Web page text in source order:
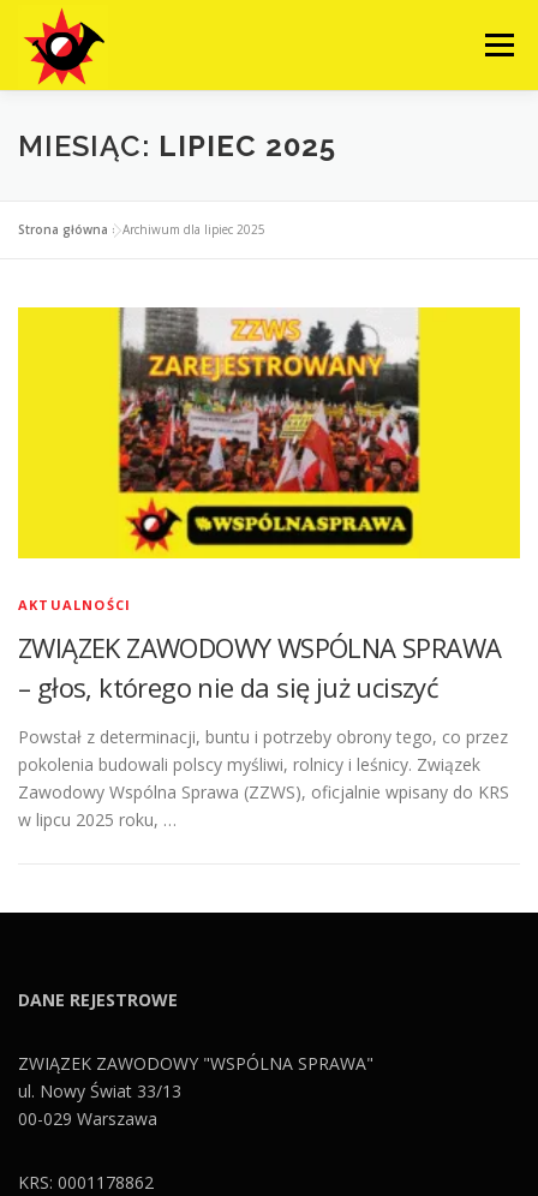
treści
Menu
O NAS ▼ WESPRZYJ BAZA WIEDZY
DOŁĄCZ DO NAS ▼ NASZE DZIAŁANIA
MIESIĄC: LIPIEC 2025
Strona główna »Archiwum dla lipiec 2025
AKTUALNOŚCI
ZWIĄZEK ZAWODOWY WSPÓLNA SPRAWA
– głos, którego nie da się już uciszyć
Powstał z determinacji, buntu i potrzeby obrony tego, co przez
pokolenia budowali polscy myśliwi, rolnicy i leśnicy. Związek
Zawodowy Wspólna Sprawa (ZZWS), oficjalnie wpisany do KRS
w lipcu 2025 roku, …
DANE REJESTROWE
ZWIĄZEK ZAWODOWY "WSPÓLNA SPRAWA"
ul. Nowy Świat 33/13
00-029 Warszawa
KRS: 0001178862